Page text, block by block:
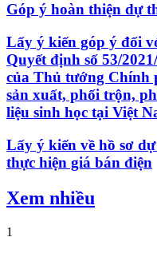
Góp ý hoàn thiện dự
Lấy ý kiến góp ý đối
Quyết định số 53/
của Thủ tướng Chính
sản xuất, phối trộn,
liệu sinh học tại Việt
Lấy ý kiến về hồ sơ
thực hiện giá bán điện
Xem nhiều
1